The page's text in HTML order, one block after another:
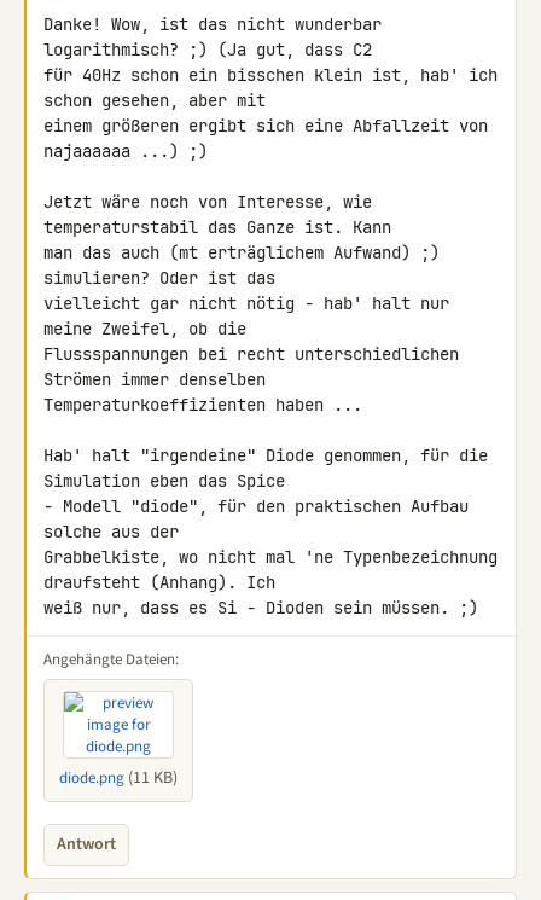
Danke! Wow, ist das nicht wunderbar
logarithmisch? ;) (Ja gut, dass C2
für 40Hz schon ein bisschen klein ist, hab' ich
schon gesehen, aber mit
einem größeren ergibt sich eine Abfallzeit von
najaaaaaa ...) ;)
Jetzt wäre noch von Interesse, wie
temperaturstabil das Ganze ist. Kann
man das auch (mt erträglichem Aufwand) ;)
simulieren? Oder ist das
vielleicht gar nicht nötig - hab' halt nur
meine Zweifel, ob die
Flussspannungen bei recht unterschiedlichen
Strömen immer denselben
Temperaturkoeffizienten haben ...
Hab' halt "irgendeine" Diode genommen, für die
Simulation eben das Spice
- Modell "diode", für den praktischen Aufbau
solche aus der
Grabbelkiste, wo nicht mal 'ne Typenbezeichnung
draufsteht (Anhang). Ich
weiß nur, dass es Si - Dioden sein müssen. ;)
Angehängte Dateien:
diode.png (11 KB)
Antwort